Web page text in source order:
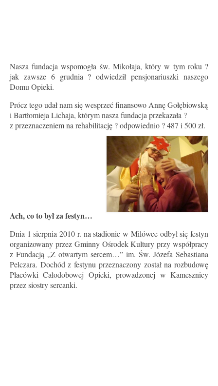
Nasza fundacja wspomogła św. Mikołaja, który w tym roku ?
jak zawsze 6 grudnia ? odwiedził pensjonariuszki naszego
Domu Opieki.
Prócz tego udał nam się wesprzeć finansowo Annę Gołębiowską
i Bartłomieja Lichaja, którym nasza fundacja przekazała ?
z przeznaczeniem na rehabilitację ? odpowiednio ? 487 i 500 zł.
Ach, co to był za festyn…
Dnia 1 sierpnia 2010 r. na stadionie w Milówce odbył się festyn
organizowany przez Gminny Ośrodek Kultury przy współpracy
z Fundacją „Z otwartym sercem…” im. Św. Józefa Sebastiana
Pelczara. Dochód z festynu przeznaczony został na rozbudowę
Placówki Całodobowej Opieki, prowadzonej w Kamesznicy
przez siostry sercanki.